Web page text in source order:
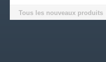
Tous les nouveaux produits